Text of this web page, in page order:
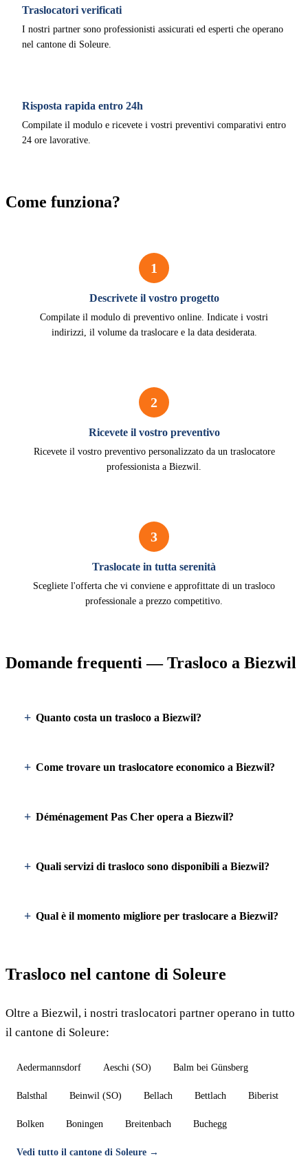
Traslocatori verificati
I nostri partner sono professionisti assicurati ed esperti che operano
nel cantone di Soleure.
Risposta rapida entro 24h
Compilate il modulo e ricevete i vostri preventivi comparativi entro
24 ore lavorative.
Come funziona?
1
Descrivete il vostro progetto
Compilate il modulo di preventivo online. Indicate i vostri
indirizzi, il volume da traslocare e la data desiderata.
2
Ricevete il vostro preventivo
Ricevete il vostro preventivo personalizzato da un traslocatore
professionista a Biezwil.
3
Traslocate in tutta serenità
Scegliete l'offerta che vi conviene e approfittate di un trasloco
professionale a prezzo competitivo.
Domande frequenti — Trasloco a Biezwil
Quanto costa un trasloco a Biezwil?
Come trovare un traslocatore economico a Biezwil?
Déménagement Pas Cher opera a Biezwil?
Quali servizi di trasloco sono disponibili a Biezwil?
Qual è il momento migliore per traslocare a Biezwil?
Trasloco nel cantone di Soleure
Oltre a Biezwil, i nostri traslocatori partner operano in tutto
il cantone di Soleure:
Aedermannsdorf Aeschi (SO) Balm bei Günsberg
Balsthal Beinwil (SO) Bellach Bettlach Biberist
Bolken Boningen Breitenbach Buchegg
Vedi tutto il cantone di Soleure →